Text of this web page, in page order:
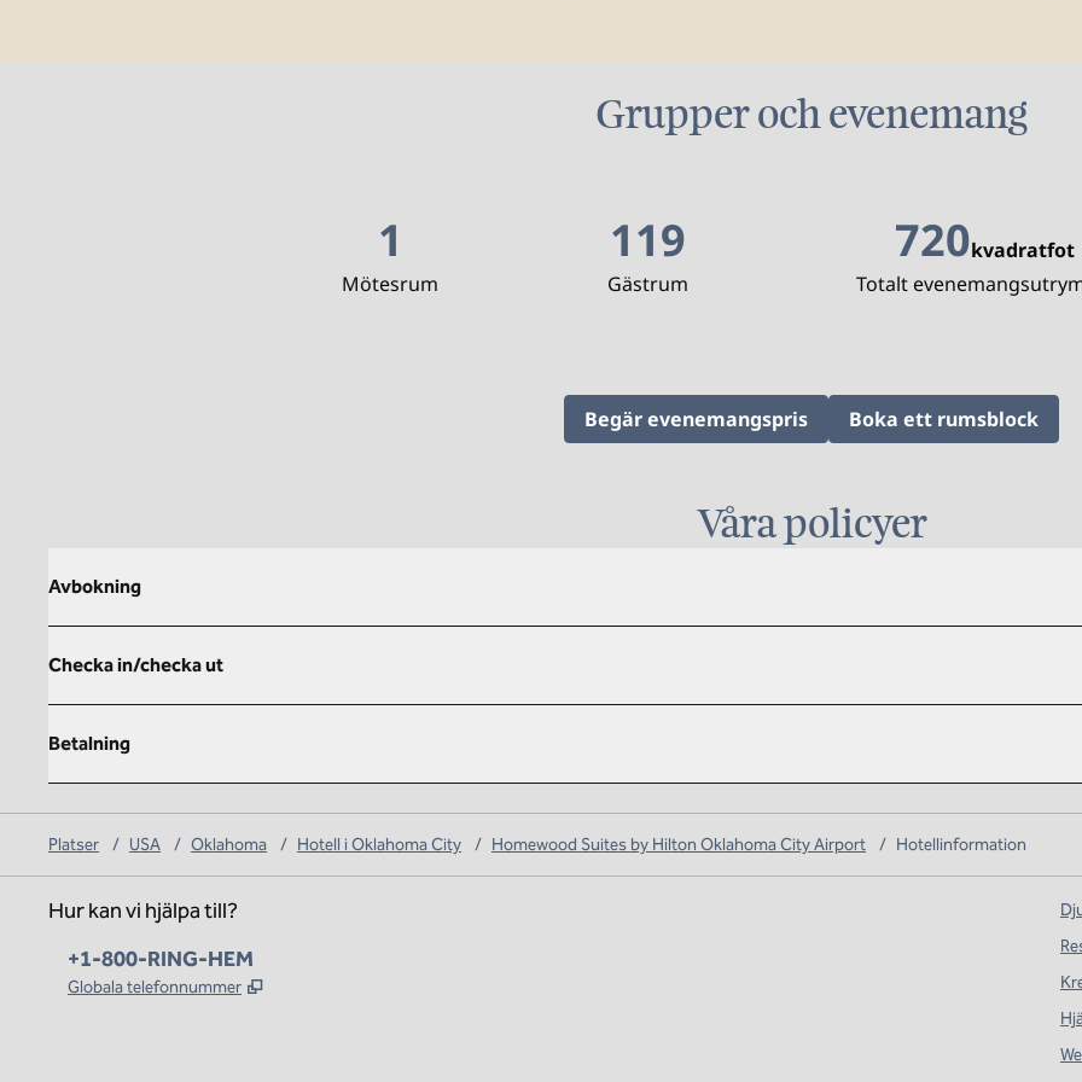
Grupper och evenemang
1
Mötesrum
119
Gästrum
720kvadratfot
Kvadratfot
Totalt
Begär evenemangspris, Öppnar ny flik
Boka ett rumsblock,
Våra policyer
Avbokning
Checka in/checka ut
Betalning
Platser / USA / Oklahoma / Hotell i Oklahoma City / Homewood Suites by Hilton Oklahoma City Airport / Hotellinformation
Hur kan vi hjälpa till?
Telefon:
+1-800-RING-HEM
Globala telefonnummer ,